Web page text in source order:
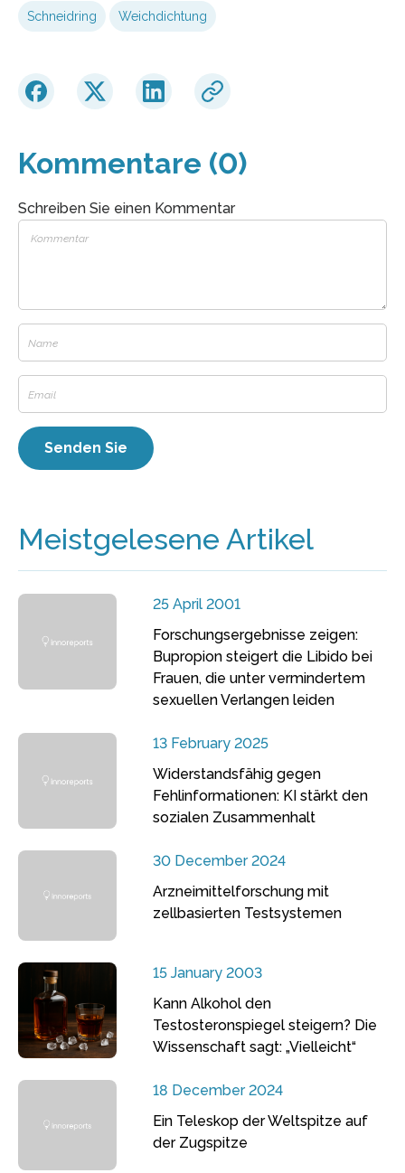
Schneidring Weichdichtung
Kommentare (0)
Schreiben Sie einen Kommentar
Meistgelesene Artikel
25 April 2001
Forschungsergebnisse zeigen:
Bupropion steigert die Libido bei
Frauen, die unter vermindertem
sexuellen Verlangen leiden
13 February 2025
Widerstandsfähig gegen
Fehlinformationen: KI stärkt den
sozialen Zusammenhalt
30 December 2024
Arzneimittelforschung mit
zellbasierten Testsystemen
15 January 2003
Kann Alkohol den
Testosteronspiegel steigern? Die
Wissenschaft sagt: „Vielleicht“
18 December 2024
Ein Teleskop der Weltspitze auf
der Zugspitze